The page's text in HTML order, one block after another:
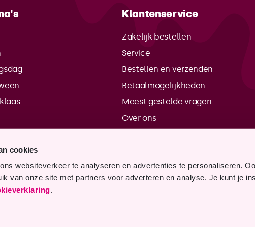
cookies
websiteverkeer te analyseren en advertenties te personaliseren.
van onze site met partners voor adverteren en analyse. Je kunt je
.
Klantenservice
Zakelijk bestellen
Service
Bestellen en verzenden
Betaalmogelijkheden
Meest gestelde vragen
Over ons
Vacatures